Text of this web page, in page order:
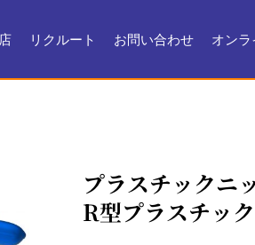
リクルート
お問い合わせ
オン
プラスチックニ
R型プラスチッ